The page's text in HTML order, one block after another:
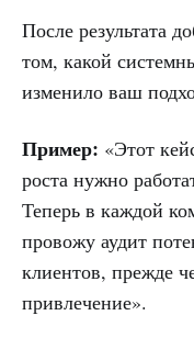
После результата
том, какой
изменило ваш
Пример: «Этот
роста нужно
Теперь в каждой
провожу аудит
клиентов, прежде
привлечение».